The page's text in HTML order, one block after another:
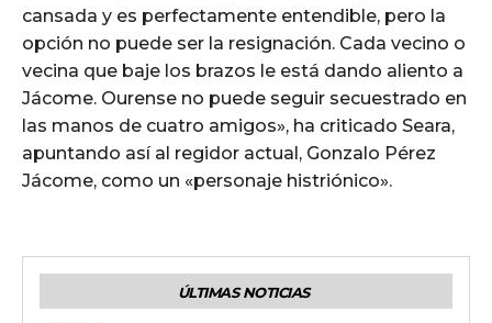
cansada y es perfectamente entendible, pero la
opción no puede ser la resignación. Cada vecino o
vecina que baje los brazos le está dando aliento a
Jácome. Ourense no puede seguir secuestrado en
las manos de cuatro amigos», ha criticado Seara,
apuntando así al regidor actual, Gonzalo Pérez
Jácome, como un «personaje histriónico».
ÚLTIMAS NOTICIAS